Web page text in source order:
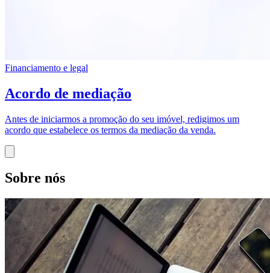
Financiamento e legal
Acordo de mediação
Antes de iniciarmos a promoção do seu imóvel, redigimos um
acordo que estabelece os termos da mediação da venda.
Sobre nós